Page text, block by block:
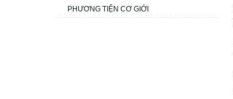
PHƯƠNG TIỆN CƠ GIỚI